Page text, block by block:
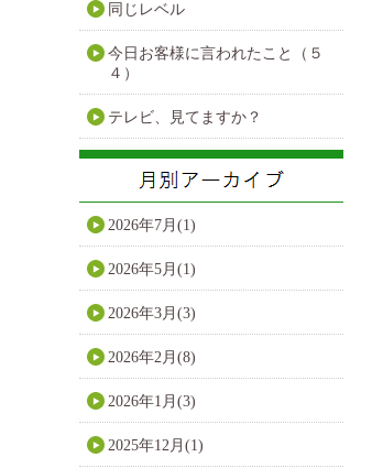
同じレベル
今日お客様に言われたこと（５
４）
テレビ、見てますか？
2026年7月(1)
2026年5月(1)
2026年3月(3)
2026年2月(8)
2026年1月(3)
2025年12月(1)